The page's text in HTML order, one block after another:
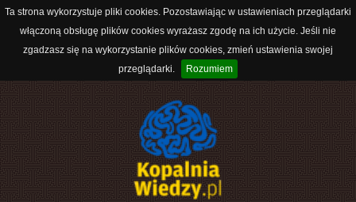
Ta strona wykorzystuje pliki cookies. Pozostawiając w ustawieniach przeglądarki
włączoną obsługę plików cookies wyrażasz zgodę na ich użycie. Jeśli nie
zgadzasz się na wykorzystanie plików cookies, zmień ustawienia swojej
przeglądarki.
Rozumiem